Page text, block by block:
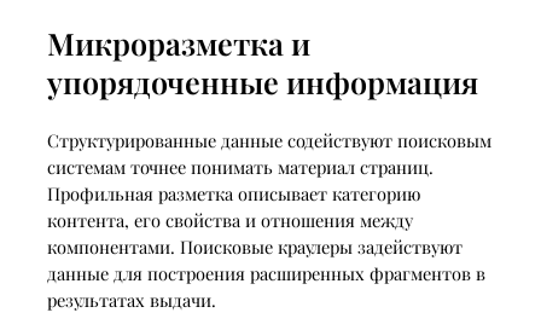
Микроразметка и
упорядоченные информация
Структурированные данные содействуют поисковым
системам точнее понимать материал страниц.
Профильная разметка описывает категорию
контента, его свойства и отношения между
компонентами. Поисковые краулеры задействуют
данные для построения расширенных фрагментов в
результатах выдачи.